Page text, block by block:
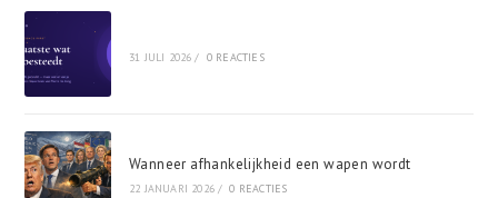
31 JULI 2026 / 0 REACTIES
Wanneer afhankelijkheid een wapen wordt
22 JANUARI 2026 / 0 REACTIES